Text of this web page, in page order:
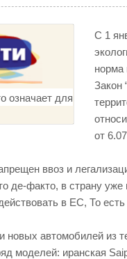
С 1
норма
Закон
от
ввоз и
де-факто, в страну
в ЕС, То
автомобилей из
моделей: иранская